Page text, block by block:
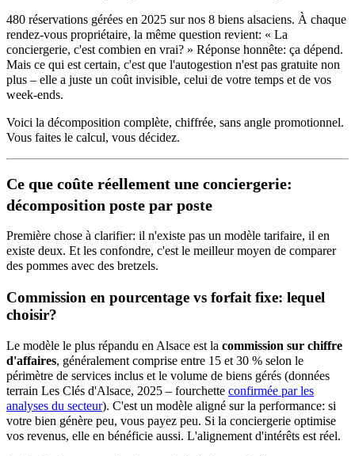
480 réservations gérées en 2025 sur nos 8 biens alsaciens. À chaque
rendez-vous propriétaire, la même question revient: « La
conciergerie, c'est combien en vrai? » Réponse honnête: ça dépend.
Mais ce qui est certain, c'est que l'autogestion n'est pas gratuite non
plus – elle a juste un coût invisible, celui de votre temps et de vos
week-ends.
Voici la décomposition complète, chiffrée, sans angle promotionnel.
Vous faites le calcul, vous décidez.
Ce que coûte réellement une conciergerie:
décomposition poste par poste
Première chose à clarifier: il n'existe pas un modèle tarifaire, il en
existe deux. Et les confondre, c'est le meilleur moyen de comparer
des pommes avec des bretzels.
Commission en pourcentage vs forfait fixe: lequel
choisir?
Le modèle le plus répandu en Alsace est la commission sur chiffre
d'affaires, généralement comprise entre 15 et 30 % selon le
périmètre de services inclus et le volume de biens gérés (données
terrain Les Clés d'Alsace, 2025 – fourchette confirmée par les
analyses du secteur). C'est un modèle aligné sur la performance: si
votre bien génère peu, vous payez peu. Si la conciergerie optimise
vos revenus, elle en bénéficie aussi. L'alignement d'intérêts est réel.